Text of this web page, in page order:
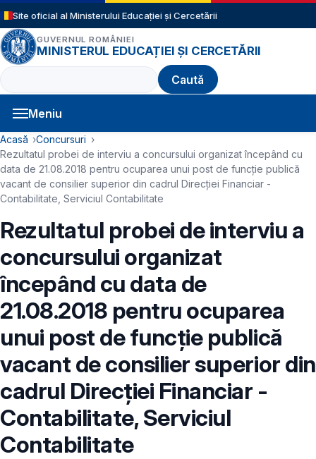
Sari la conținutul principal
Site oficial al Ministerului Educației și Cercetării
GUVERNUL ROMÂNIEI
MINISTERUL EDUCAȚIEI ȘI CERCETĂRII
Caută
Meniu
Navigație principală
Cale de navigare
Acasă
Concursuri
Rezultatul probei de interviu a concursului organizat începând cu
data de 21.08.2018 pentru ocuparea unui post de funcție publică
vacant de consilier superior din cadrul Direcției Financiar -
Contabilitate, Serviciul Contabilitate
Rezultatul probei de interviu a
concursului organizat
începând cu data de
21.08.2018 pentru ocuparea
unui post de funcție publică
vacant de consilier superior din
cadrul Direcției Financiar -
Contabilitate, Serviciul
Contabilitate